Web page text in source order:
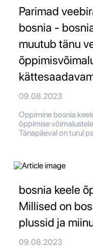
Parimad
bosnia -
muutub tänu
09.08.2023
Oppimine bosnia
õppimise
Tänapäeval on turul
bosnia keele
Millised on
plussid ja
09.08.2023